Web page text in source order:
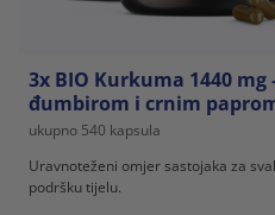
3x BIO Kurkuma 1440 mg
đumbirom i crnim
ukupno 540 kapsula
Uravnoteženi omjer sastojaka za
podršku tijelu.